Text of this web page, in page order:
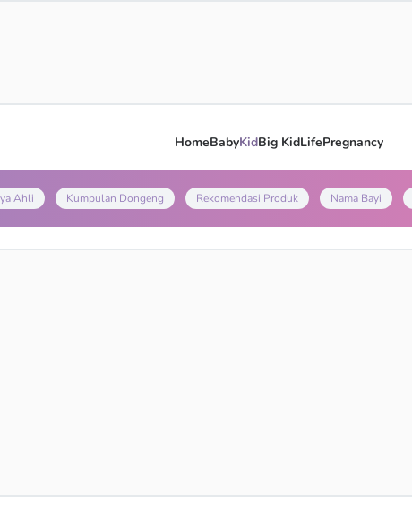
HomeBabyKidBig KidLifePregnancy
Ahli Kumpulan Dongeng Rekomendasi Produk Nama Bayi